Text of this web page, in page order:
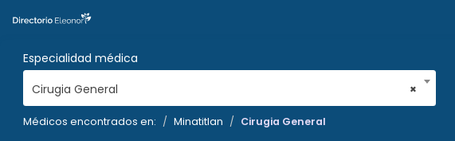
Especialidad médica
×
Cirugia General
Médicos encontrados en: Minatitlan Cirugia General